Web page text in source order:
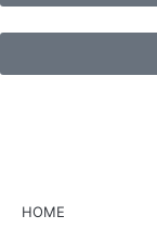
HOME